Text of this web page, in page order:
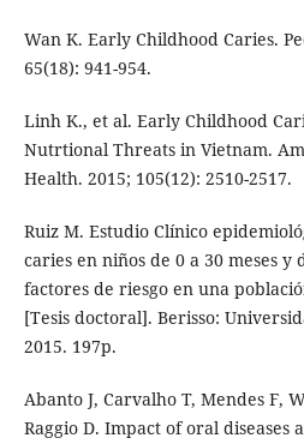
Wan K. Early Childhood Caries.
65(18): 941-954.
Linh K., et al. Early Childhood
Nutrtional Threats in Vietnam.
Health. 2015; 105(12): 2510-2517.
Ruiz M. Estudio Clínico
caries en niños de 0 a 30 meses
factores de riesgo en una
[Tesis doctoral]. Berisso:
2015. 197p.
Abanto J, Carvalho T, Mendes F,
Raggio D. Impact of oral diseases